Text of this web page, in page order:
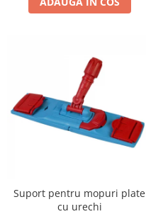
Suport pentru mopuri plate
cu urechi